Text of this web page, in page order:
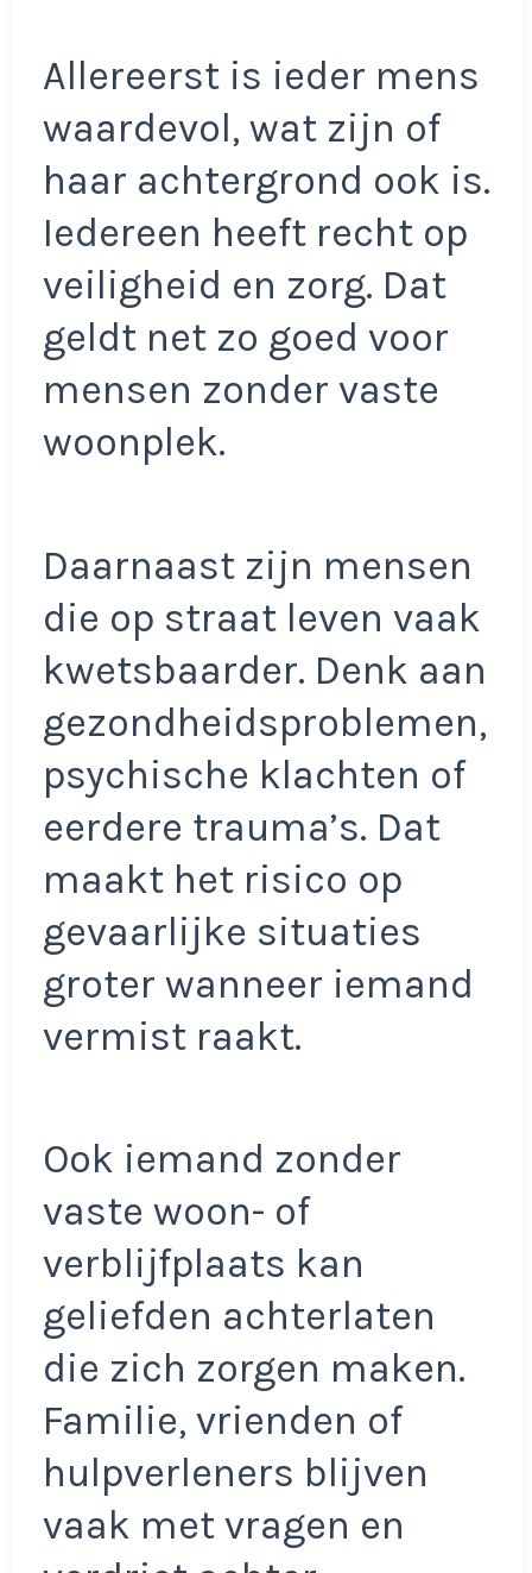
Allereerst is ieder mens
waardevol, wat zijn of
haar achtergrond ook is.
Iedereen heeft recht op
veiligheid en zorg. Dat
geldt net zo goed voor
mensen zonder vaste
woonplek.
Daarnaast zijn mensen
die op straat leven vaak
kwetsbaarder. Denk aan
gezondheidsproblemen,
psychische klachten of
eerdere trauma’s. Dat
maakt het risico op
gevaarlijke situaties
groter wanneer iemand
vermist raakt.
Ook iemand zonder
vaste woon- of
verblijfplaats kan
geliefden achterlaten
die zich zorgen maken.
Familie, vrienden of
hulpverleners blijven
vaak met vragen en